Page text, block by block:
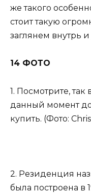
же такого
стоит такую
заглянем внутрь и
14 ФОТО
1. Посмотрите,
данный момент
купить. (Фото:
2. Резиденция
была построена в